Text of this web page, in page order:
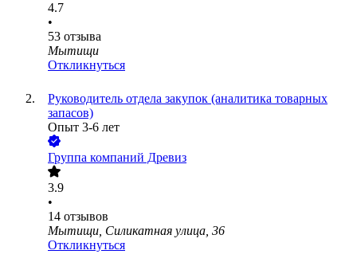
4.7
•
53 отзыва
Мытищи
Откликнуться
Руководитель отдела закупок (аналитика товарных
запасов)
Опыт 3-6 лет
Группа компаний Древиз
3.9
•
14 отзывов
Мытищи, Силикатная улица, 36
Откликнуться